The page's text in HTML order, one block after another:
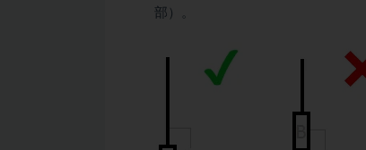
部）。